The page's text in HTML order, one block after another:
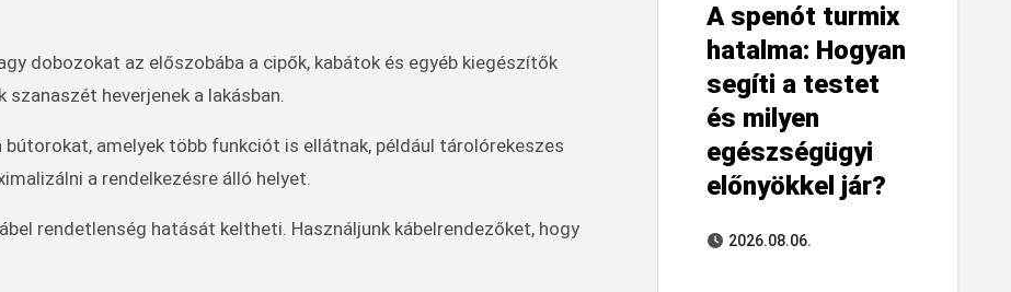
dobozokat az előszobába a cipők, kabátok és egyéb kiegészítők
szanaszét heverjenek a lakásban.
bútorokat, amelyek több funkciót is ellátnak, például tárolórekeszes
a rendelkezésre álló helyet.
rendetlenség hatását keltheti. Használjunk kábelrendezőket, hogy
A spenót turmix
hatalma: Hogyan
segíti a testet
és milyen
egészségügyi
előnyökkel jár?
2026.08.06.